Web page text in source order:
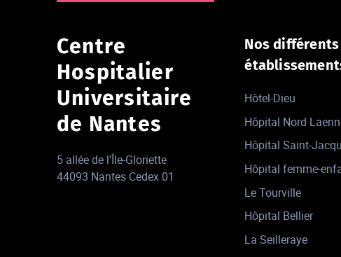
Centre
Hospitalier
Universitaire
de Nantes
5 allée de l'Île-Gloriette
44093 Nantes Cedex 01
Nos différents
Hôtel-Dieu
Hôpital Nord
Hôpital Saint-
Hôpital femme-
Le Tourville
Hôpital Bellier
La Seilleraye